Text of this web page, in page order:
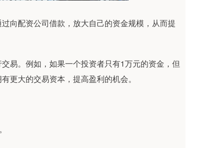
向配资公司借款，放大自己的资金规模，从而提
易。例如，如果一个投资者只有1万元的资金，但
更大的交易资本，提高盈利的机会。